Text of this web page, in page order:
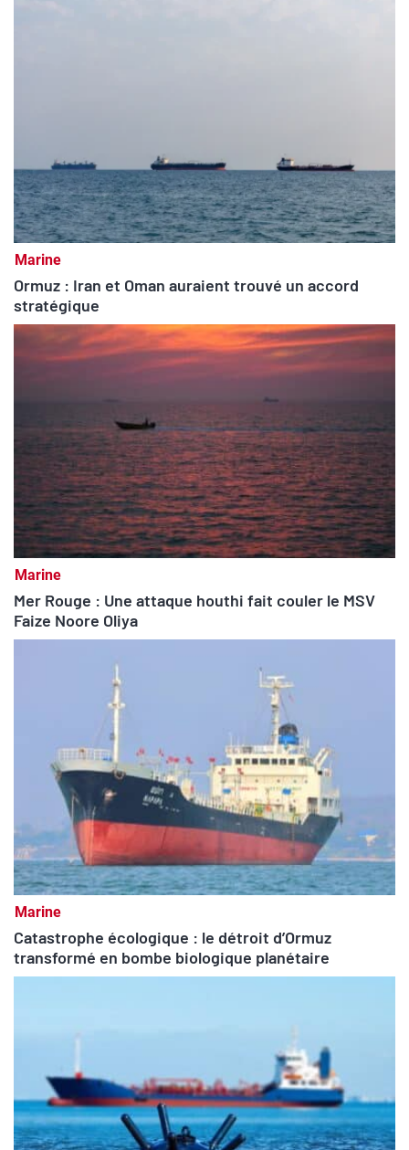
Marine
Ormuz : Iran et Oman auraient trouvé un accord
stratégique
Marine
Mer Rouge : Une attaque houthi fait couler le MSV
Faize Noore Oliya
Marine
Catastrophe écologique : le détroit d’Ormuz
transformé en bombe biologique planétaire